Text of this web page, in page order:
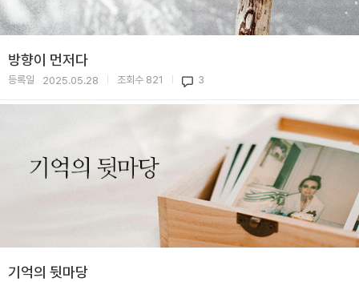
방향이 먼저다
등록일 2025.05.28 조회수 821 3
기억의 뒷마당